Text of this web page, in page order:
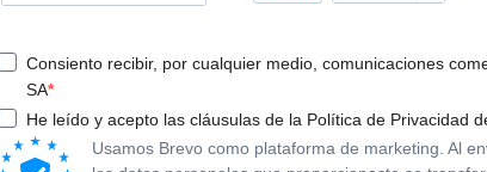
Consiento recibir, por cualquier medio, comunicaciones
SA
He leído y acepto las cláusulas de la Política de Privacidad
Usamos Brevo como plataforma de marketing. Al